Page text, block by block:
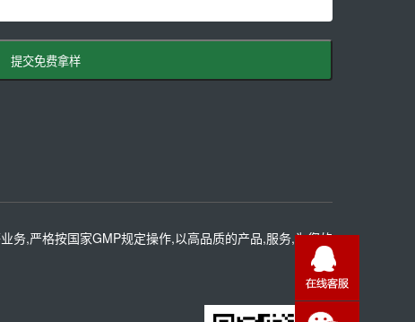
提交免费拿样
务,严格按国家GMP规定操作,以高品质的产品,服务,为您的